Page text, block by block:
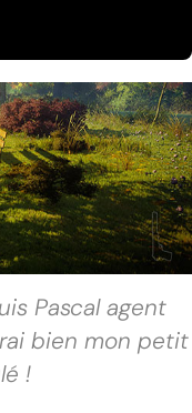
Pascal agent
bien mon petit
!